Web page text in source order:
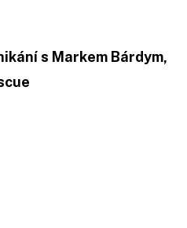
s Markem Bárdym,